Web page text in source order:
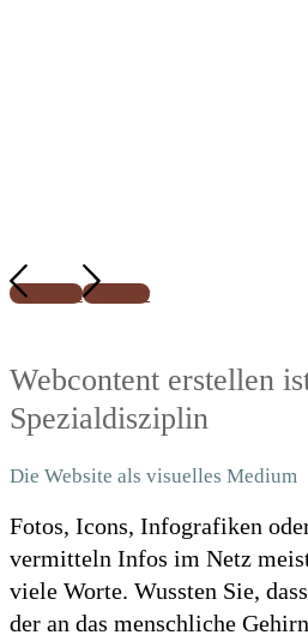
Zurück Weiter
Webcontent erstellen
Spezialdisziplin
Die Website als visuelles Medium
Fotos, Icons, Infografiken
vermitteln Infos im Netz
viele Worte. Wussten Sie,
der an das menschliche